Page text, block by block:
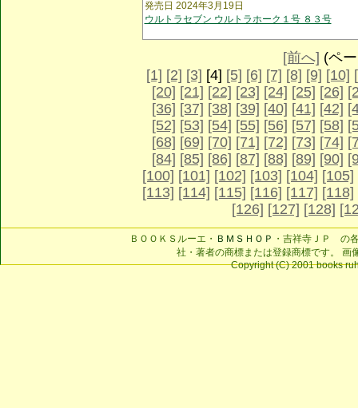
発売日 2024年3月19日
ウルトラセブン ウルトラホーク１号 ８３号
[前へ] (ペ
[1] [2] [3] [4] [5] [6] [7] [8] [9] [10]
[20] [21] [22] [23] [24] [25] [26]
[36] [37] [38] [39] [40] [41] [42]
[52] [53] [54] [55] [56] [57] [58]
[68] [69] [70] [71] [72] [73] [74]
[84] [85] [86] [87] [88] [89] [90]
[100] [101] [102] [103] [104] [105]
[113] [114] [115] [116] [117] [118]
[126] [127] [128]
ＢＯＯＫＳルーエ・ ＢＭＳＨＯＰ ・吉祥寺ＪＰ の
社・著者の商標または登録商標です。 画
Copyright (C) 2001 books